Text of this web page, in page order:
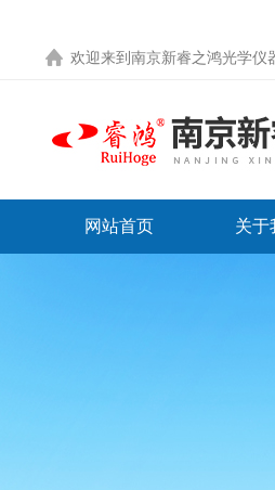
欢迎来到 南京新睿之鸿光学仪
网站首页 关于